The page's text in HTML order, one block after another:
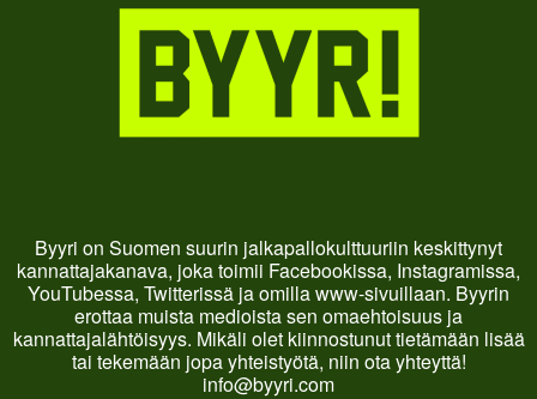
Byyri on Suomen suurin jalkapallokulttuuriin keskittynyt
kannattajakanava, joka toimii Facebookissa, Instagramissa,
YouTubessa, Twitterissä ja omilla www-sivuillaan. Byyrin
erottaa muista medioista sen omaehtoisuus ja
kannattajalähtöisyys. Mikäli olet kiinnostunut tietämään lisää
tai tekemään jopa yhteistyötä, niin ota yhteyttä!
info@byyri.com